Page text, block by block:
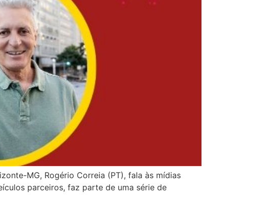
MG, Rogério Correia (PT), fala às mídias
parceiros, faz parte de uma série de